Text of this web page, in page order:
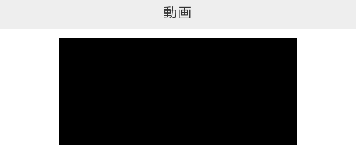
動画